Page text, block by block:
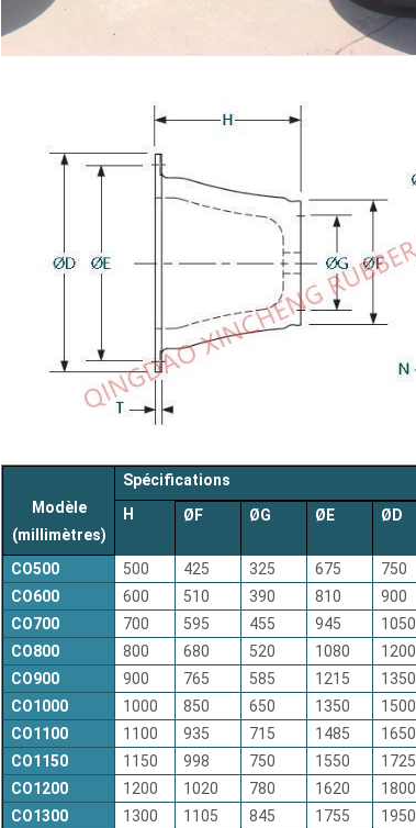
Modèle
(millimètres)
Spécifications
H
ØF ØG ØE ØD
CO500 500 425 325 675 750
CO600
600 510 390 810 900
CO700
700 595 455 945 1050
CO800
800 680 520 1080 1200
CO900
900 765 585 1215 1350
CO1000
1000 850 650 1350 1500
CO1100
1100 935 715 1485 1650
CO1150
1150 998 750 1550 1725
CO1200
1200 1020 780 1620 1800
CO1300
1300 1105 845 1755 1950